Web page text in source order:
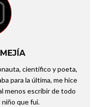
científico y poeta,
para la última, me hice
menos escribir de todo
niño que fui.